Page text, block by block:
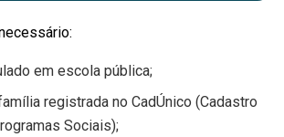
em escola pública;
registrada no CadÚnico (Cadastro
Sociais);